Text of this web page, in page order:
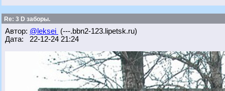
Re: 3 D заборы.
Автор: @leksei (---.bbn2-123.lipetsk.ru)
Дата: 22-12-24 21:24